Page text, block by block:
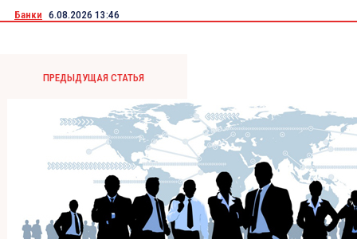
Банки 6.08.2026 13:46
ПРЕДЫДУЩАЯ СТАТЬЯ